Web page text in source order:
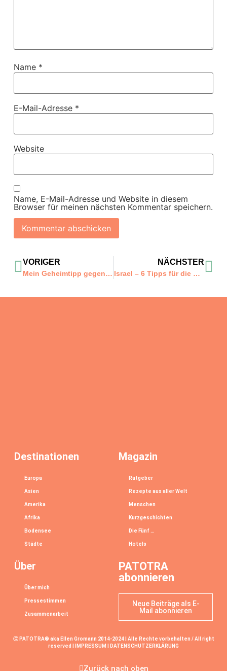
Name *
E-Mail-Adresse *
Website
Name, E-Mail-Adresse und Website in diesem
Browser für meinen nächsten Kommentar speichern.
VORIGER
Mein Geheimtipp gegen Fernweh
NÄCHSTER
Israel – 6 Tipps für die mittleren Gebiete
Destinationen
Europa
Asien
Amerika
Afrika
Bodensee
Städte
Magazin
Ratgeber
Rezepte aus aller Welt
Menschen
Kurzgeschichten
Die Fünf …
Hotels
Über
Über mich
Pressestimmen
Zusammenarbeit
PATOTRA
abonnieren
Neue Beiträge als E-
Mail abonnieren
Ⓒ PATOTRA® aka Ellen Gromann 2014-2024 | Alle Rechte vorbehalten / All right
reserved |
IMPRESSUM DATENSCHUTZERKLÄRUNG
Zurück nach oben